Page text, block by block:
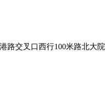
路交叉口西行100米路北大院